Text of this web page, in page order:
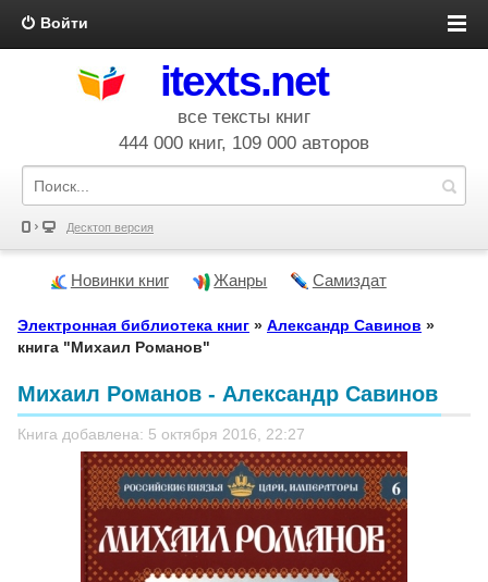
Войти
itexts.net
все тексты книг
444 000 книг, 109 000 авторов
Десктоп версия
Новинки книг Жанры Самиздат
Электронная библиотека книг » Александр Савинов »
книга "Михаил Романов"
Михаил Романов - Александр Савинов
Книга добавлена: 5 октября 2016, 22:27